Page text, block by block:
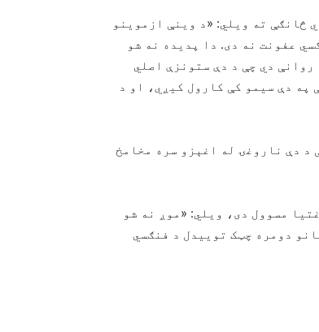
څانګې ته ویلي: «د وینې ازموینو
عفونت نه دی. دا پدیده نه شو
روانې دي چې د دې ستونزې اصلي
په دې سیمو کې کارول کیږي، او د
د دې ناروغۍ له اغېزو سره مخامخ
مسوول دی، ویلي: «موږ نه شو
دومره چټک توییدل د فنګسي